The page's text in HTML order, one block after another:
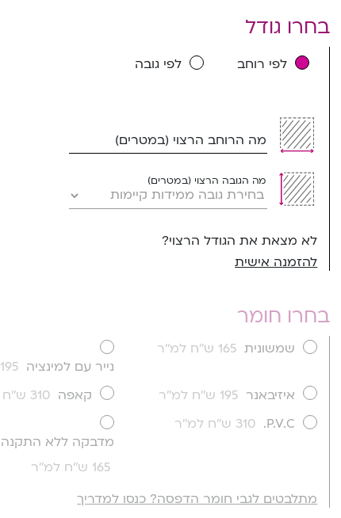
בחרו גודל
לפי רוחב לפי גובה
מה הרוחב הרצוי (במטרים)
מה הגובה הרצוי (במטרים)
לא מצאת את הגודל הרצוי?
להזמנה אישית
בחרו חומר
שמשונית 165 ש''ח למ''ר
נייר עם למינציה 195 ש''ח למ''ר
איזיבאנר 195 ש''ח למ''ר קאפה 310 ש''ח למ''ר
P.V.C.
310 ש''ח למ''ר
מדבקה ללא התקנה
165 ש''ח למ''ר
מתלבטים לגבי חומר הדפסה? כנסו למדריך